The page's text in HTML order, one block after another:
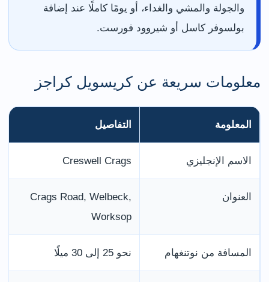
والجولة والمشي والغداء، أو يومًا كاملًا عند إضافة
بولسوفر كاسل أو شيروود فورست.
معلومات سريعة عن كريسويل كراجز
المعلومة التفاصيل
الاسم الإنجليزي Creswell Crags
العنوان
Crags Road, Welbeck,
Worksop
المسافة من نوتنغهام نحو 25 إلى 30 ميلًا